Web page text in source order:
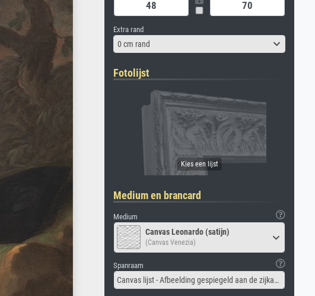
Extra rand
0 cm rand
Fotolijst
Medium en brancard
Medium
Canvas Leonardo (satijn)
(Canvas Venezia)
Spanraam
Canvas lijst - Afbeelding gespiegeld aan de zijkant